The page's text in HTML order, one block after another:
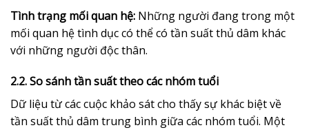
Tình trạng mối quan hệ: Những người đang trong một
mối quan hệ tình dục có thể có tần suất thủ dâm khác
với những người độc thân.
2.2. So sánh tần suất theo các nhóm tuổi
Dữ liệu từ các cuộc khảo sát cho thấy sự khác biệt về
tần suất thủ dâm trung bình giữa các nhóm tuổi. Một